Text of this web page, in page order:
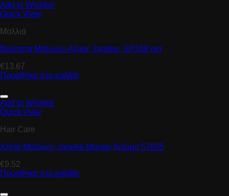
Add to Wishlist
Quick View
Μαλλιά
Βούρτσα Μαλλιών Αέρος Janeke, SP108 ner
€13.67
Προσθήκη στο καλάθι
Add to Wishlist
Quick View
Hair Care
Χτένα Μαλλιών Janeke Μαύρο Χρώμα 57825
€9.52
Προσθήκη στο καλάθι